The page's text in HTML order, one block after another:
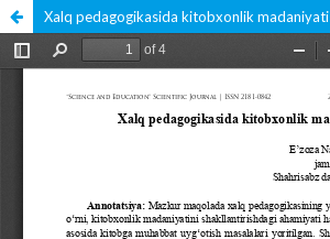
Xalq pedagogikasida kitobxonlik madaniyati